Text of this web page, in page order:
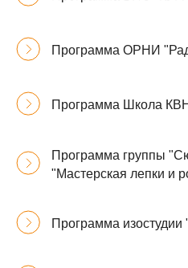
Программа ОРНИ
Программа Школа КВН
Программа группы
"Мастерская лепки и
Программа изостудии